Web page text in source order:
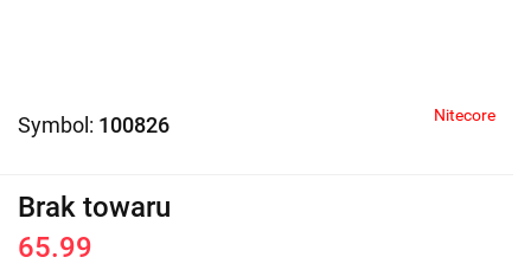
Symbol: 100826 Nitecore
Brak towaru
65.99